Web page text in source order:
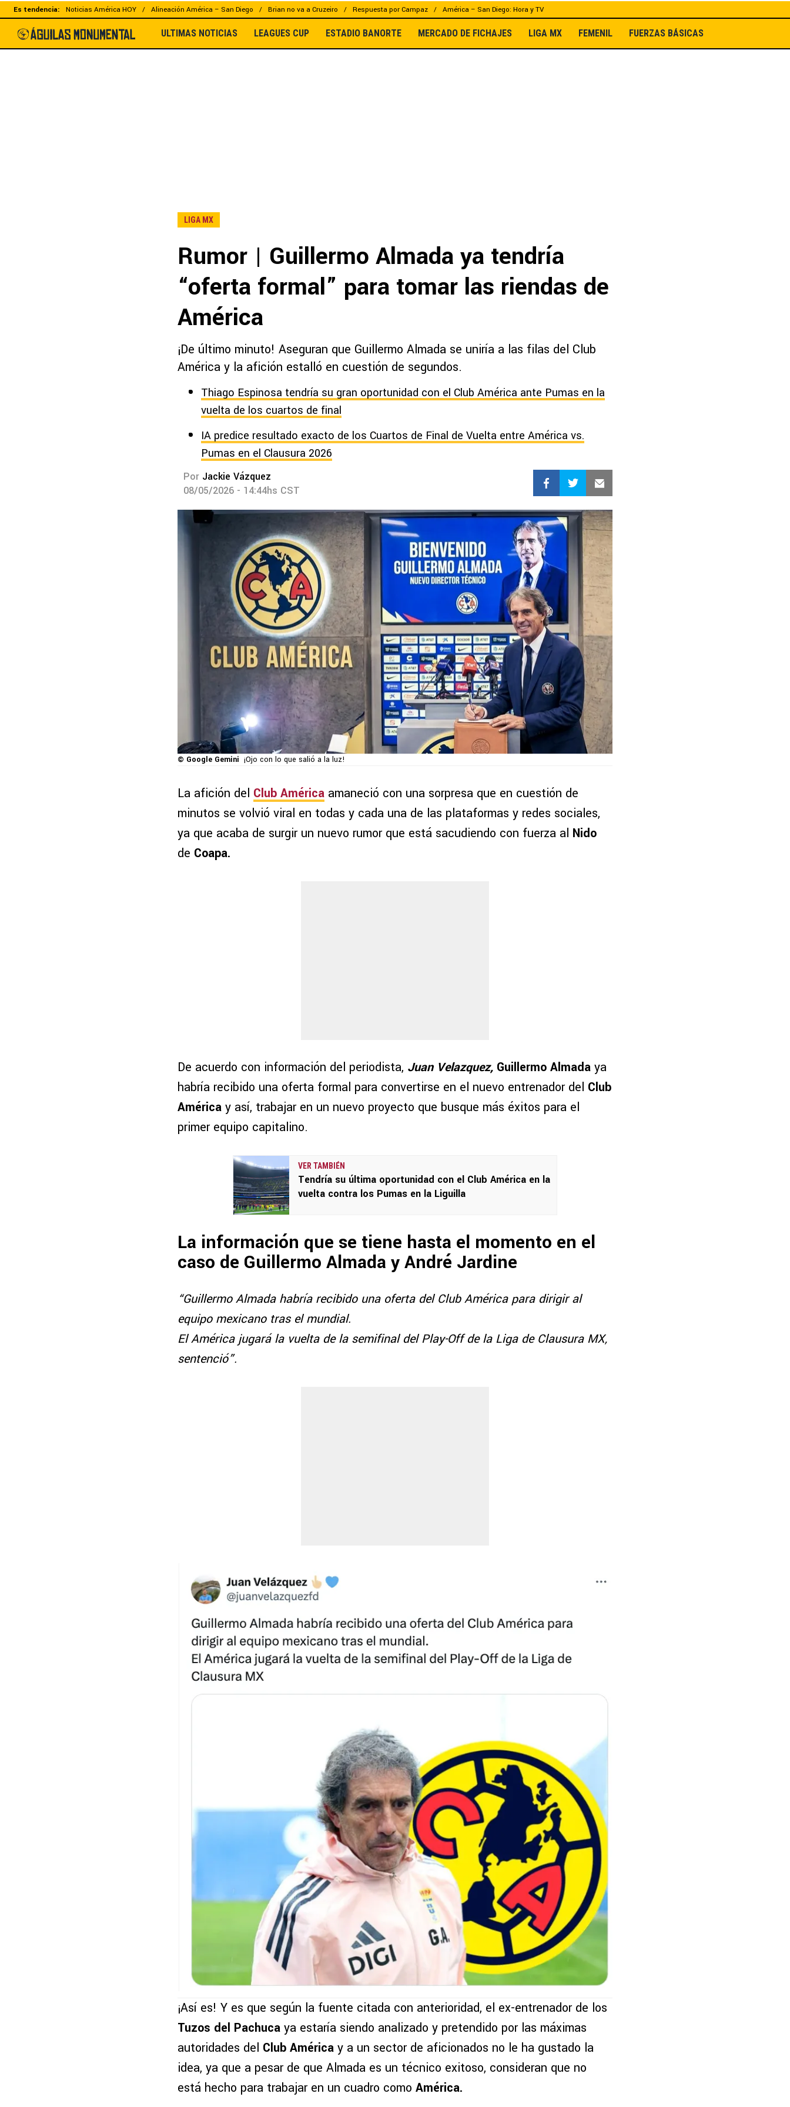
Es tendencia: Noticias América HOY Alineación América – San Diego Brian no va a Cruzeiro Respuesta por Campaz América – San Diego: Hora y TV
ULTIMAS NOTICIAS LEAGUES CUP ESTADIO BANORTE MERCADO DE FICHAJES LIGA MX FEMENIL FUERZAS BÁSICAS
LIGA MX
Rumor | Guillermo Almada ya tendría
“oferta formal” para tomar las riendas de
América
¡De último minuto! Aseguran que Guillermo Almada se uniría a las filas del Club
América y la afición estalló en cuestión de segundos.
Thiago Espinosa tendría su gran oportunidad con el Club América ante Pumas en la
vuelta de los cuartos de final
IA predice resultado exacto de los Cuartos de Final de Vuelta entre América vs.
Pumas en el Clausura 2026
Por Jackie Vázquez
08/05/2026 - 14:44hs CST
© Google Gemini ¡Ojo con lo que salió a la luz!
La afición del Club América amaneció con una sorpresa que en cuestión de
minutos se volvió viral en todas y cada una de las plataformas y redes sociales,
ya que acaba de surgir un nuevo rumor que está sacudiendo con fuerza al Nido
de Coapa.
De acuerdo con información del periodista, Juan Velazquez, Guillermo Almada ya
habría recibido una oferta formal para convertirse en el nuevo entrenador del Club
América y así, trabajar en un nuevo proyecto que busque más éxitos para el
primer equipo capitalino.
VER TAMBIÉN
Tendría su última oportunidad con el Club América en la
vuelta contra los Pumas en la Liguilla
La información que se tiene hasta el momento en el
caso de Guillermo Almada y André Jardine
“Guillermo Almada habría recibido una oferta del Club América para dirigir al
equipo mexicano tras el mundial.
El América jugará la vuelta de la semifinal del Play-Off de la Liga de Clausura MX,
sentenció”.
¡Así es! Y es que según la fuente citada con anterioridad, el ex-entrenador de los
Tuzos del Pachuca ya estaría siendo analizado y pretendido por las máximas
autoridades del Club América y a un sector de aficionados no le ha gustado la
idea, ya que a pesar de que Almada es un técnico exitoso, consideran que no
está hecho para trabajar en un cuadro como América.